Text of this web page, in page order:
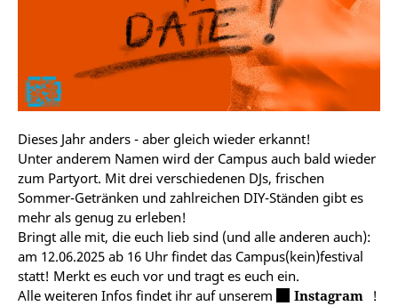
Dieses Jahr anders - aber gleich wieder erkannt!
Unter anderem Namen wird der Campus auch bald wieder
zum Partyort. Mit drei verschiedenen DJs, frischen
Sommer-Getränken und zahlreichen DIY-Ständen gibt es
mehr als genug zu erleben!
Bringt alle mit, die euch lieb sind (und alle anderen auch):
am 12.06.2025 ab 16 Uhr findet das Campus(kein)festival
statt! Merkt es euch vor und tragt es euch ein.
Alle weiteren Infos findet ihr auf unserem
Instagram !